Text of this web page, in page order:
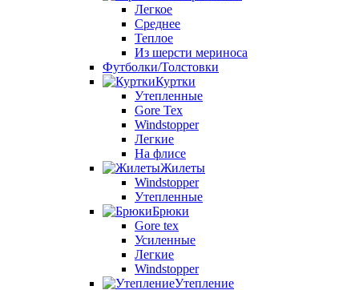
Легкое
Среднее
Теплое
Из шерсти мериноса
Футболки/Толстовки
Куртки
Утепленные
Gore Tex
Windstopper
Легкие
На флисе
Жилеты
Windstopper
Утепленные
Брюки
Gore tex
Усиленные
Легкие
Windstopper
Утепление